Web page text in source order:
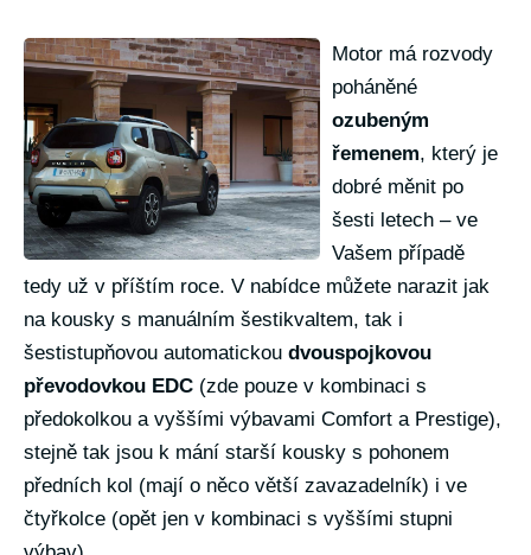
Motor má rozvody
poháněné
ozubeným
řemenem, který je
dobré měnit po
šesti letech – ve
Vašem případě
tedy už v příštím roce. V nabídce můžete narazit jak
na kousky s manuálním šestikvaltem, tak i
šestistupňovou automatickou dvouspojkovou
převodovkou EDC (zde pouze v kombinaci s
předokolkou a vyššími výbavami Comfort a Prestige),
stejně tak jsou k mání starší kousky s pohonem
předních kol (mají o něco větší zavazadelník) i ve
čtyřkolce (opět jen v kombinaci s vyššími stupni